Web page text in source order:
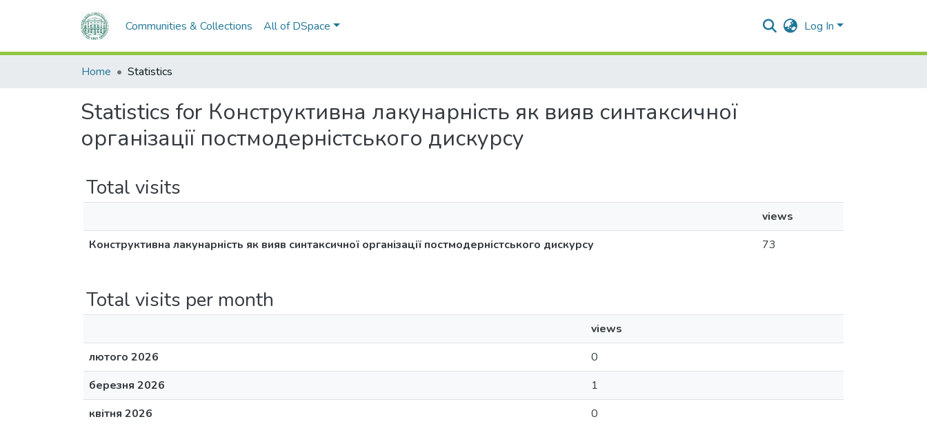
Communities & Collections All of DSpace Log In
Home Statistics
Statistics for Конструктивна лакунарність як вияв синтаксичної
організації постмодерністського дискурсу
Total visits
views
Конструктивна лакунарність як вияв синтаксичної організації постмодерністського дискурсу
73
Total visits per month
views
лютого 2026
0
березня 2026
1
квітня 2026
0